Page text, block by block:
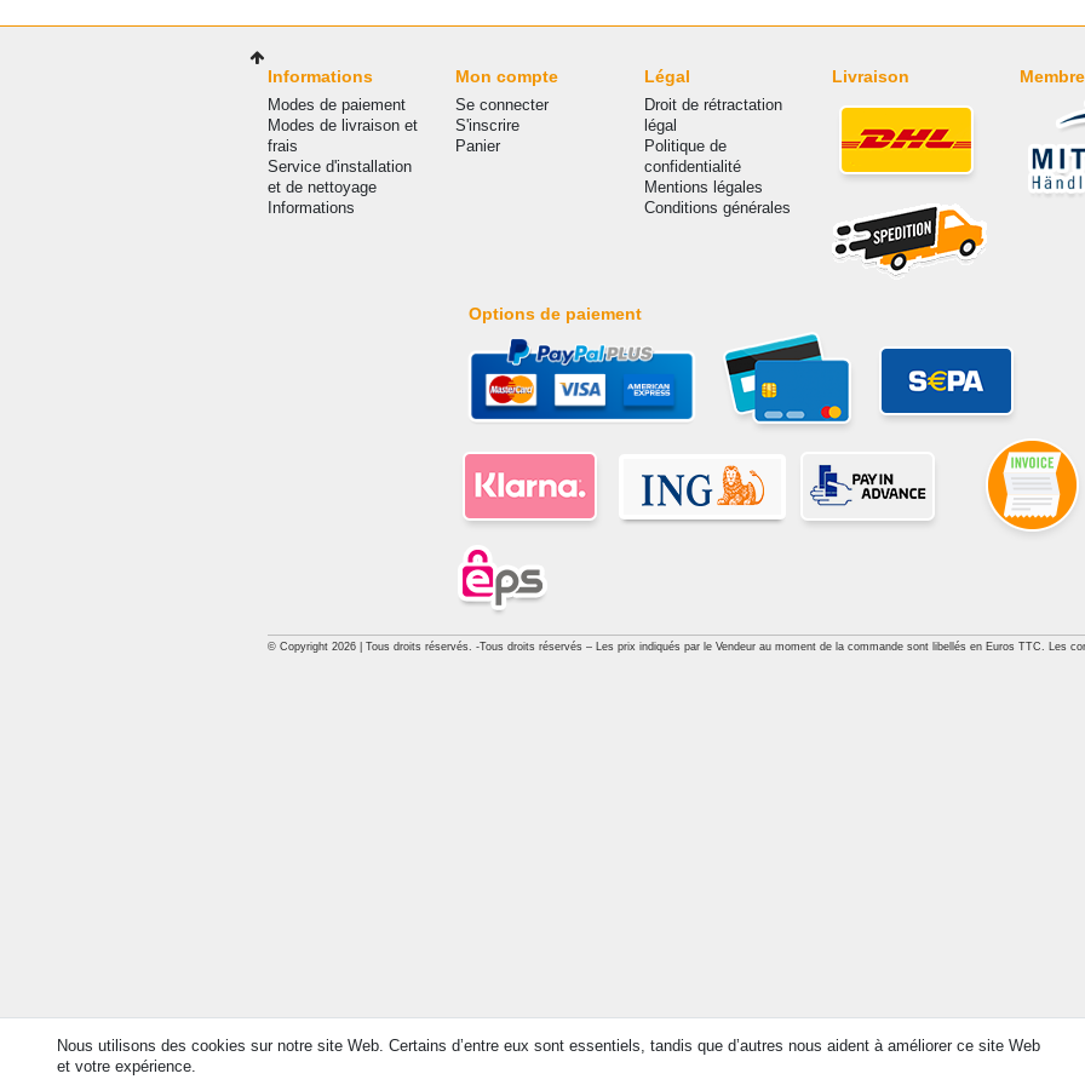
Informations
Modes de paiement
Modes de livraison et
frais
Service d'installation
et de nettoyage
Informations
Mon compte
Se connecter
S'inscrire
Panier
Légal
Droit de rétractation
légal
Politique de
confidentialité
Mentions légales
Conditions générales
Livraison
Options de paiement
© Copyright 2026 | Tous droits réservés. -Tous droits réservés – Les prix indiqués par le Vendeur au moment de la commande sont libellés en Euros TTC. Les
Nous utilisons des cookies sur notre site Web. Certains d’entre eux sont essentiels, tandis que d’autres nous aident à améliorer ce site Web
et votre expérience.